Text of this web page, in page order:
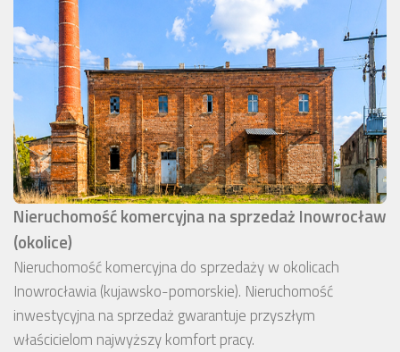
Nieruchomość komercyjna na sprzedaż Inowrocław
(okolice)
Nieruchomość komercyjna do sprzedaży w okolicach
Inowrocławia (kujawsko-pomorskie). Nieruchomość
inwestycyjna na sprzedaż gwarantuje przyszłym
właścicielom najwyższy komfort pracy.